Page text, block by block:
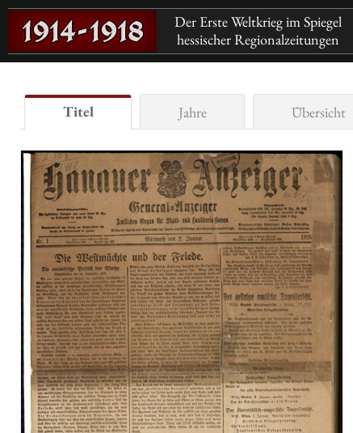
Der Erste Weltkrieg im Spiegel
hessischer Regionalzeitungen
Titel Jahre Übersicht